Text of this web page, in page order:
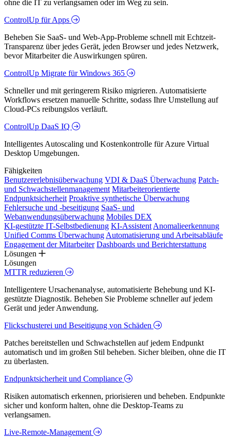
ohne die IT zu verlangsamen oder im Weg zu sein.
ControlUp für Apps
Beheben Sie SaaS- und Web-App-Probleme schnell mit Echtzeit-
Transparenz über jedes Gerät, jeden Browser und jedes Netzwerk,
bevor Mitarbeiter die Auswirkungen spüren.
ControlUp Migrate für Windows 365
Schneller und mit geringerem Risiko migrieren. Automatisierte
Workflows ersetzen manuelle Schritte, sodass Ihre Umstellung auf
Cloud-PCs reibungslos verläuft.
ControlUp DaaS IQ
Intelligentes Autoscaling und Kostenkontrolle für Azure Virtual
Desktop Umgebungen.
Fähigkeiten
Benutzererlebnisüberwachung VDI & DaaS Überwachung Patch-
und Schwachstellenmanagement Mitarbeiterorientierte
Endpunktsicherheit Proaktive synthetische Überwachung
Fehlersuche und -beseitigung SaaS- und
Webanwendungsüberwachung Mobiles DEX
KI-gestützte IT-Selbstbedienung KI-Assistent Anomalieerkennung
Unified Comms Überwachung Automatisierung und Arbeitsabläufe
Engagement der Mitarbeiter Dashboards und Berichterstattung
Lösungen
Lösungen
MTTR reduzieren
Intelligentere Ursachenanalyse, automatisierte Behebung und KI-
gestützte Diagnostik. Beheben Sie Probleme schneller auf jedem
Gerät und jeder Anwendung.
Flickschusterei und Beseitigung von Schäden
Patches bereitstellen und Schwachstellen auf jedem Endpunkt
automatisch und im großen Stil beheben. Sicher bleiben, ohne die IT
zu überlasten.
Endpunktsicherheit und Compliance
Risiken automatisch erkennen, priorisieren und beheben. Endpunkte
sicher und konform halten, ohne die Desktop-Teams zu
verlangsamen.
Live-Remote-Management